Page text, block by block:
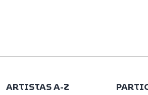
ARTISTAS A-Z